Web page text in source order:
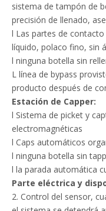
sistema de tampón de
precisión de llenado,
l Las partes de
líquido, polaco fino, sin
l ninguna botella sin
L línea de bypass
producto después de
Estación de Capper:
l Sistema de picket y
electromagnéticas
l Caps automáticos
l ninguna botella sin
l la parada automática
Parte eléctrica y
2. Control del sensor,